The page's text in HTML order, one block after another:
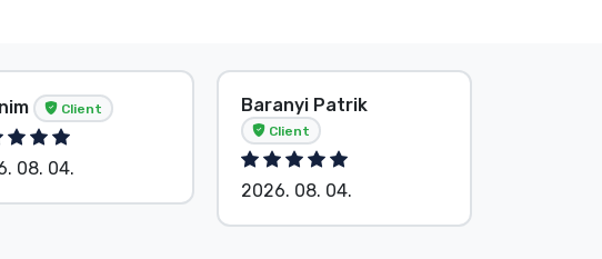
Client
08. 04.
Baranyi Patrik
Client
2026. 08. 04.